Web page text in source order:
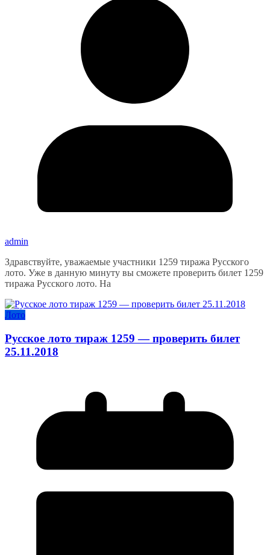
admin
Здравствуйте, уважаемые участники 1259 тиража Русского
лото. Уже в данную минуту вы сможете проверить билет 1259
тиража Русского лото. На
Лото
Русское лото тираж 1259 — проверить билет
25.11.2018